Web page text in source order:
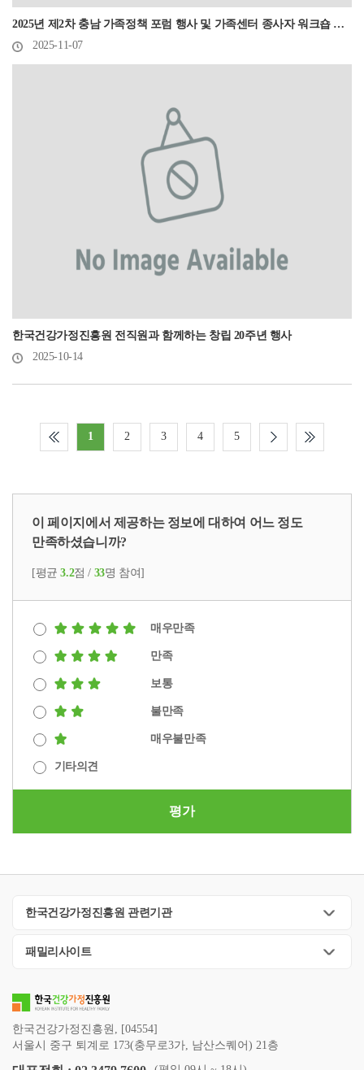
2025년 제2차 충남 가족정책 포럼 행사 및 가족센터 종사자 워크숍 참석
2025-11-07
한국건강가정진흥원 전직원과 함께하는 창립 20주년 행사
2025-10-14
1 2 3 4 5
이 페이지에서 제공하는 정보에 대하여 어느 정도
만족하셨습니까?
[평균3.2점 / 33명 참여]
매우만족
만족
보통
불만족
매우불만족
기타의견
평가
한국건강가정진흥원 관련기관
패밀리사이트
한국건강가정진흥원, [04554]
서울시 중구 퇴계로 173(충무로3가, 남산스퀘어) 21층